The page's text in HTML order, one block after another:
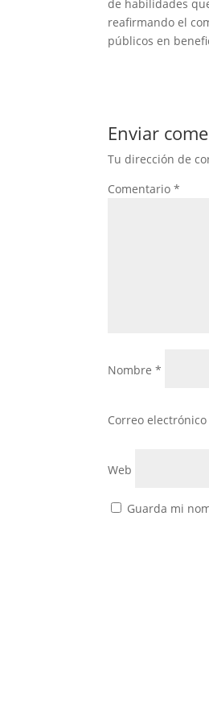
de habilidades
reafirmando el
públicos en
Enviar
Tu dirección de
Comentario*
Nombre*
Correo
Web
Guarda mi